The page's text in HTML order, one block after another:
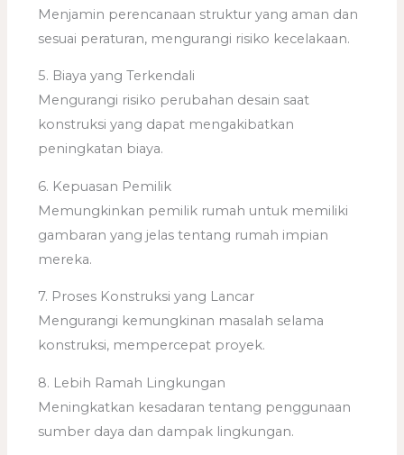
Menjamin perencanaan struktur yang aman dan
sesuai peraturan, mengurangi risiko kecelakaan.
5. Biaya yang Terkendali
Mengurangi risiko perubahan desain saat
konstruksi yang dapat mengakibatkan
peningkatan biaya.
6. Kepuasan Pemilik
Memungkinkan pemilik rumah untuk memiliki
gambaran yang jelas tentang rumah impian
mereka.
7. Proses Konstruksi yang Lancar
Mengurangi kemungkinan masalah selama
konstruksi, mempercepat proyek.
8. Lebih Ramah Lingkungan
Meningkatkan kesadaran tentang penggunaan
sumber daya dan dampak lingkungan.